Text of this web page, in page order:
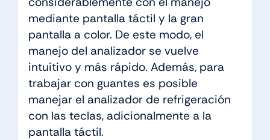
mediante pantalla táctil y la gran
pantalla a color. De este modo, el
manejo del analizador se vuelve
intuitivo y más rápido. Además, para
trabajar con guantes es posible
manejar el analizador de refrigeración
con las teclas, adicionalmente a la
pantalla táctil.